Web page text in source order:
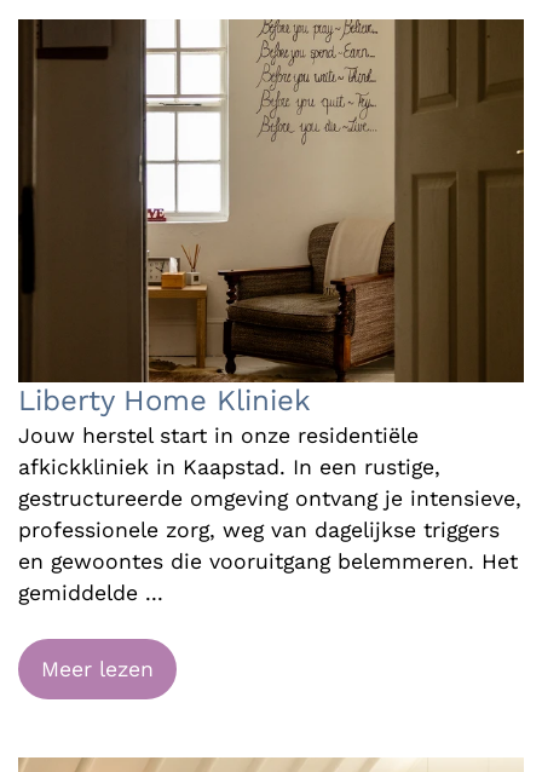
Liberty Home Kliniek
Jouw herstel start in onze residentiële
afkickkliniek in Kaapstad. In een rustige,
gestructureerde omgeving ontvang je intensieve,
professionele zorg, weg van dagelijkse triggers
en gewoontes die vooruitgang belemmeren. Het
gemiddelde ...
Meer lezen